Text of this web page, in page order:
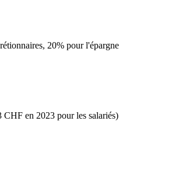
20% pour l'épargne
en 2023 pour les salariés)